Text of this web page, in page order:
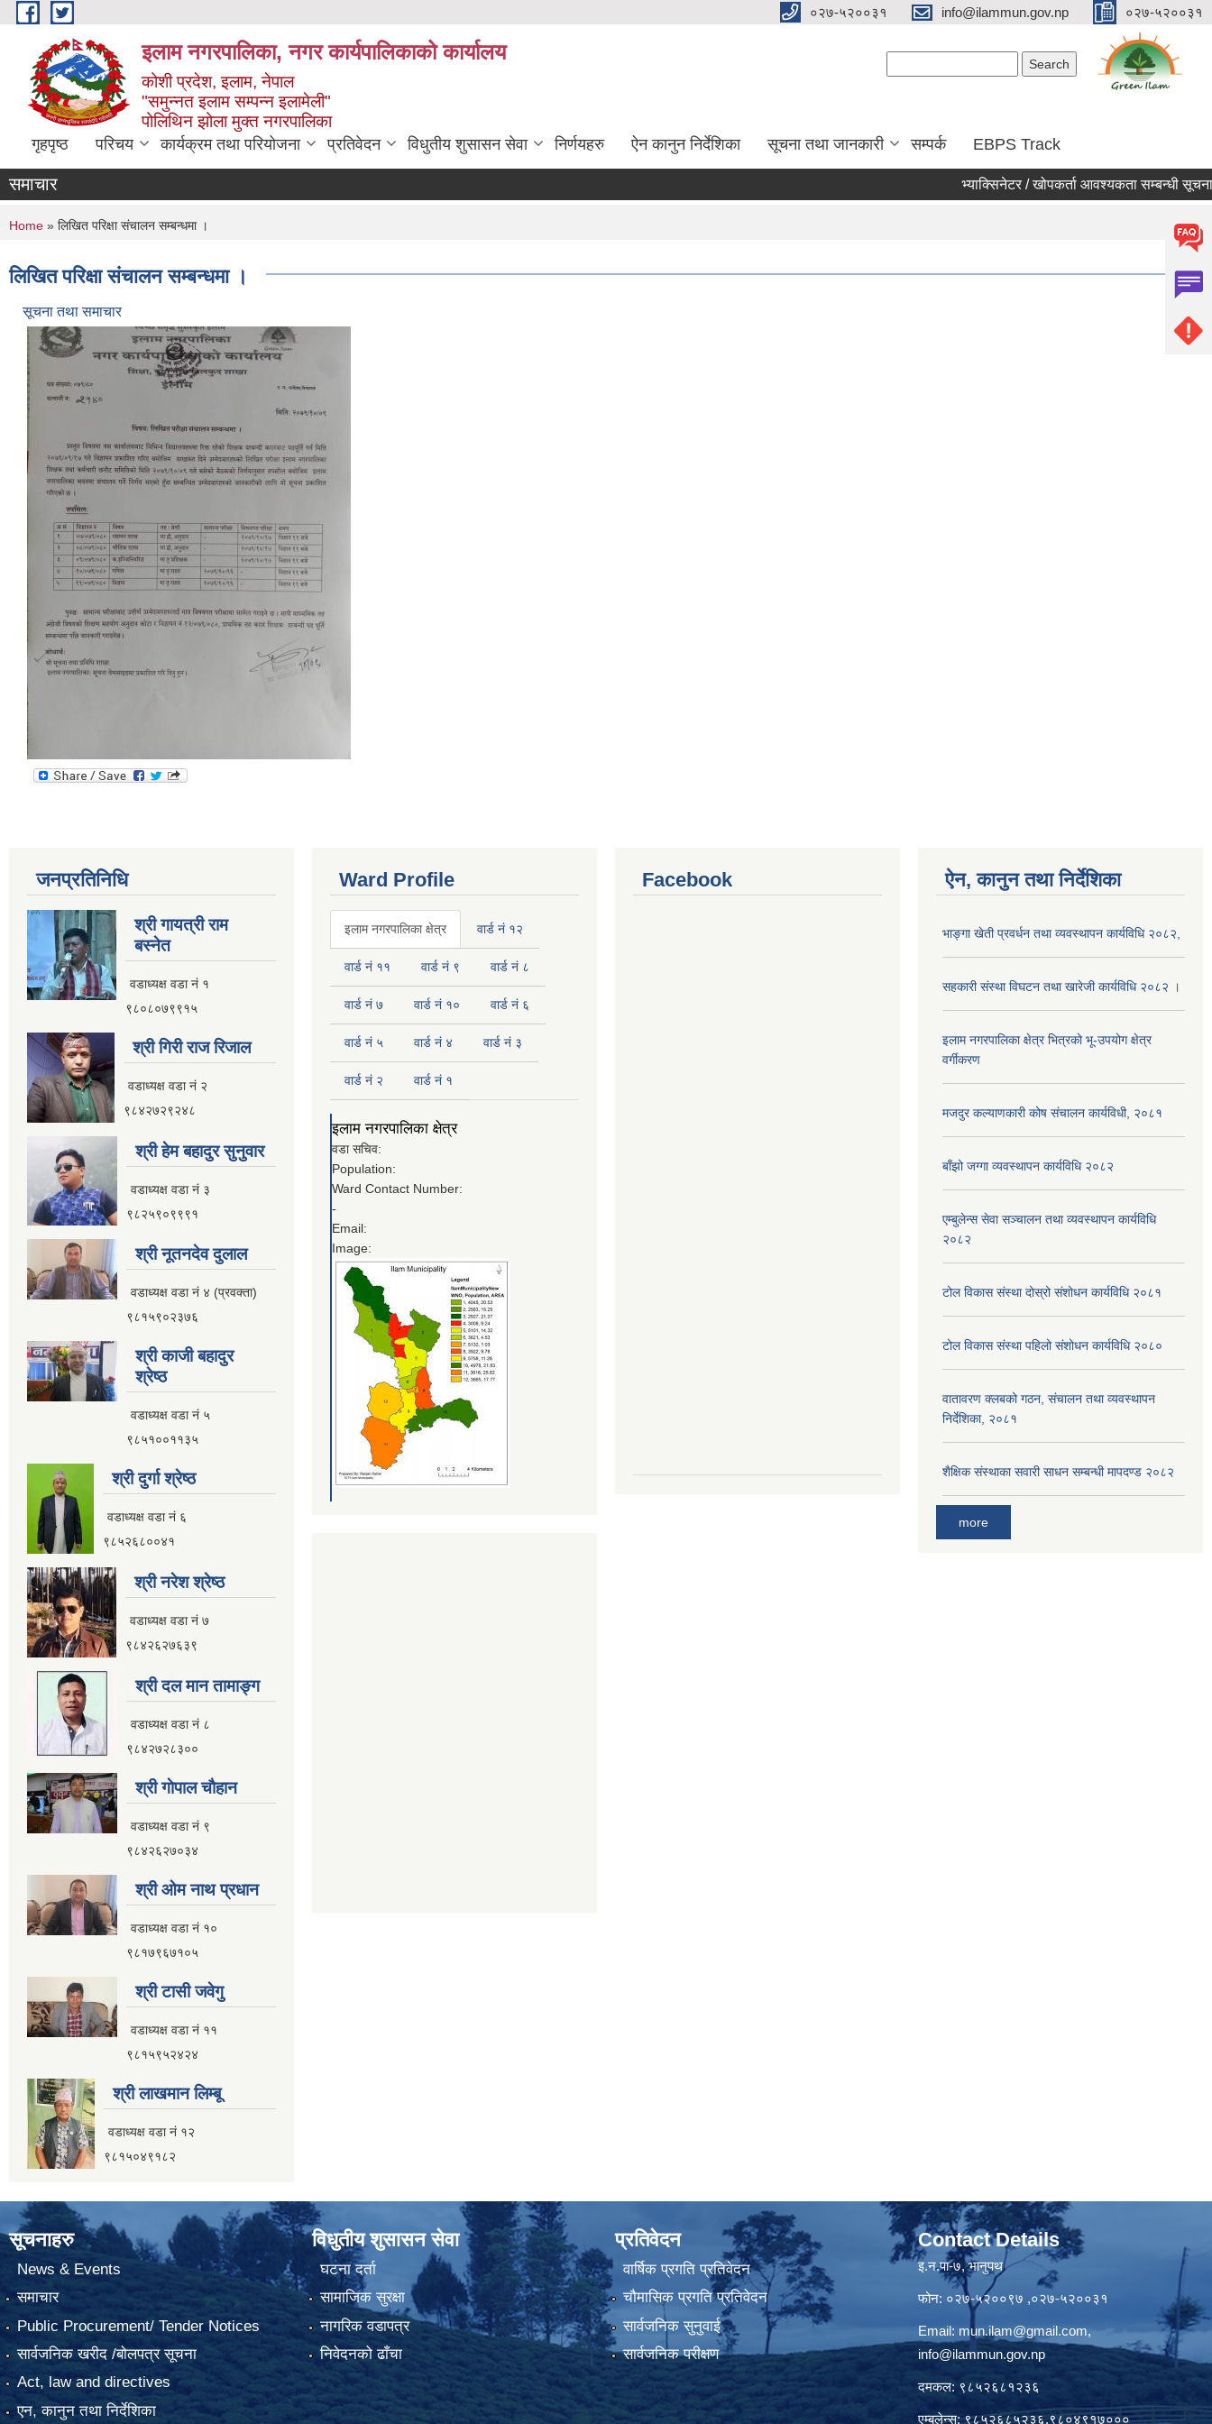
Skip to main content ०२७-५२००३१ info@ilammun.gov.np ०२७-५२००३१
इलाम नगरपालिका, नगर कार्यपालिकाको कार्यालय
कोशी प्रदेश, इलाम, नेपाल
"समुन्नत इलाम सम्पन्न इलामेली"
पोलिथिन झोला मुक्त नगरपालिका
गृहपृष्ठ परिचय कार्यक्रम तथा परियोजना प्रतिवेदन विधुतीय शुसासन सेवा निर्णयहरु ऐन कानुन निर्देशिका सूचना तथा जानकारी सम्पर्क EBPS Track
समाचार भ्याक्सिनेटर / खोपकर्ता आवश्यकता सम्बन्धी सूचना ।
You are here
Home » लिखित परिक्षा संचालन सम्बन्धमा ।
लिखित परिक्षा संचालन सम्बन्धमा ।
सूचना तथा समाचार
जनप्रतिनिधि
श्री गायत्री राम
बस्नेत
वडाध्यक्ष वडा न‌ं १
९८०८०७९९१५
श्री गिरी राज रिजाल
वडाध्यक्ष वडा नं २
९८४२७२९२४८
श्री हेम बहादुर सुनुवार
वडाध्यक्ष वडा नं ३
९८२५९०९९९१
श्री नूतनदेव दुलाल
वडाध्यक्ष वडा नं ४ (प्रवक्ता)
९८१५९०२३७६
श्री काजी बहादुर
श्रेष्ठ
वडाध्यक्ष वडा नं ५
९८५१००११३५
श्री दुर्गा श्रेष्ठ
वडाध्यक्ष वडा नं ६
९८५२६८००४१
श्री नरेश श्रेष्ठ
वडाध्यक्ष वडा नं ७
९८४२६२७६३९
श्री दल मान तामाङ्ग
वडाध्यक्ष वडा नं ८
९८४२७२८३००
श्री गाेपाल चाैहान
वडाध्यक्ष वडा नं ९
९८४२६२७०३४
श्री ओम नाथ प्रधान
वडाध्यक्ष वडा नं १०
९८१७९६७१०५
श्री टासी जवेगु
वडाध्यक्ष वडा नं ११
९८१५९५२४२४
श्री लाखमान लिम्बू
वडाध्यक्ष वडा नं १२
९८१५०४९१८२
Ward Profile
इलाम नगरपालिका क्षेत्र वार्ड नं १२
वार्ड नं ११ वार्ड नं ९ वार्ड नं ८
वार्ड नं ७ वार्ड नं १० वार्ड नं ६
वार्ड नं ५ वार्ड नं ४ वार्ड नं ३
वार्ड नं २ वार्ड नं १
इलाम नगरपालिका क्षेत्र
वडा सचिव:
Population:
Ward Contact Number:
-
Email:
Image:
Facebook ऐन, कानुन तथा निर्देशिका
भाङ्गा खेती प्रवर्धन तथा व्यवस्थापन कार्यविधि २०८२,
सहकारी संस्था विघटन तथा खारेजी कार्यविधि २०८२ ।
इलाम नगरपालिका क्षेत्र भित्रको भू-उपयोग क्षेत्र
वर्गीकरण
मजदुर कल्याणकारी कोष संचालन कार्यविधी, २०८१
बाँझो जग्गा व्यवस्थापन कार्यविधि २०८२
एम्बुलेन्स सेवा सञ्चालन तथा व्यवस्थापन कार्यविधि
२०८२
टोल विकास संस्था दोस्रो संशोधन कार्यविधि २०८१
टोल विकास संस्था पहिलो संशोधन कार्यविधि २०८०
वातावरण क्लबको गठन, संचालन तथा व्यवस्थापन
निर्देशिका, २०८१
शैक्षिक संस्थाका सवारी साधन सम्बन्धी मापदण्ड २०८२
more
सूचनाहरु
News & Events
समाचार
Public Procurement/ Tender Notices
सार्वजनिक खरीद /बोलपत्र सूचना
Act, law and directives
एन, कानुन तथा निर्देशिका
विधुतीय शुसासन सेवा
घटना दर्ता
सामाजिक सुरक्षा
नागरिक वडापत्र
निवेदनको ढाँचा
प्रतिवेदन
वार्षिक प्रगति प्रतिवेदन
चौमासिक प्रगति प्रतिवेदन
सार्वजनिक सुनुवाई
सार्वजनिक परीक्षण
Contact Details
इ.न.पा-७, भानुपथ
फोन: ०२७-५२००९७ ,०२७-५२००३१
Email: mun.ilam@gmail.com,
info@ilammun.gov.np
दमकल: ९८५२६८१२३६
एम्बुलेन्स: ९८५२६८५२३६,९८०४९१७०००